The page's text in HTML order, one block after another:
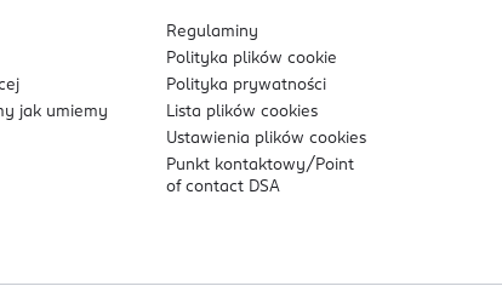
jak umiemy
Regulaminy
Polityka plikówcookie
Polityka prywatności
Lista plikówcookies
Ustawienia plikówcookies
Punkt kontaktowy/ Point
of contact DSA